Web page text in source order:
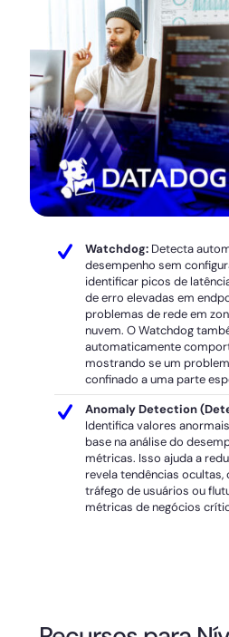
Watchdog:Detecta
desempenho sem
identificar picos de
de erro elevadas em
problemas de rede em
nuvem. O Watchdog
automaticamente
mostrando se um
confinado a uma parte
Anomaly Detection
Identifica valores
base na análise do
métricas. Isso ajuda a
revela tendências
tráfego de usuários ou
métricas de negócios